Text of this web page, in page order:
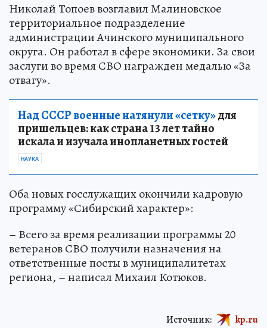
Николай Топоев возглавил Малиновское
территориальное подразделение
администрации Ачинского муниципального
округа. Он работал в сфере экономики. За свои
заслуги во время СВО награжден медалью «За
отвагу».
Над СССР военные натянули «сетку»для
пришельцев: как страна 13 лет тайно
искала и изучала инопланетных гостей
НАУКА
Оба новых госслужащих окончили кадровую
программу «Сибирский характер»:
– Всего за время реализации программы 20
ветеранов СВО получили назначения на
ответственные посты в муниципалитетах
региона, – написал Михаил Котюков.
Источник: kp.ru